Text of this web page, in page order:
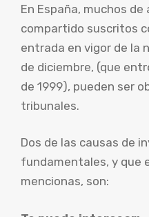
En España, muchos
compartido suscritos
entrada en vigor de la
de diciembre, (que
de 1999), pueden ser
tribunales.
Dos de las causas de
fundamentales, y que
mencionas, son: